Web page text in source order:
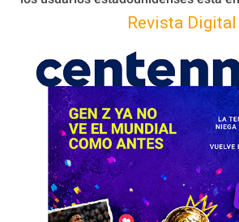
Revista Digital